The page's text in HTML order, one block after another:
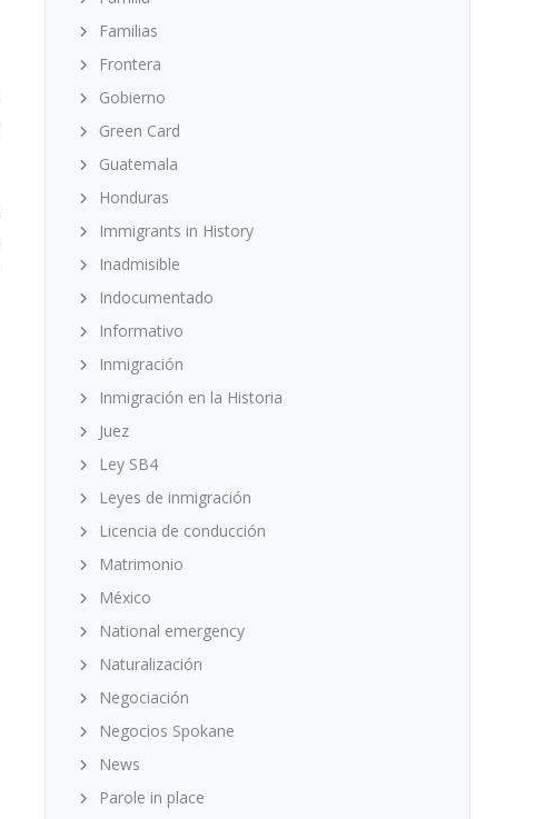
Familias
Frontera
Gobierno
Green Card
Guatemala
Honduras
Immigrants in History
Inadmisible
Indocumentado
Informativo
Inmigración
Inmigración en la Historia
Juez
Ley SB4
Leyes de inmigración
Licencia de conducción
Matrimonio
México
National emergency
Naturalización
Negociación
Negocios Spokane
News
Parole in place